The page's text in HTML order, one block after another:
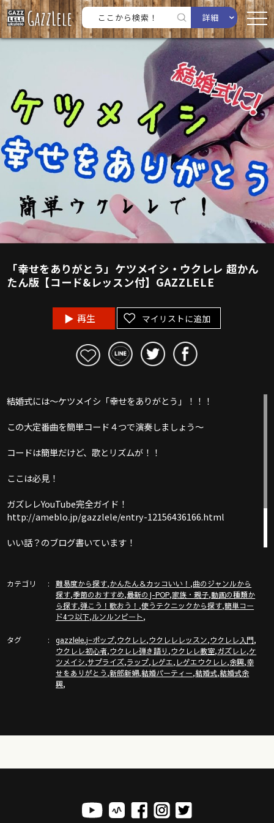
詳細
「幸せをありがとう」ケツメイシ・ウクレレ 超かん
たん版【コード&レッスン付】GAZZLELE
再生 マイリストに追加
結婚式には〜ケツメイシ「幸せをありがとう」！！！
この大定番曲を簡単コード４つで演奏しましょう〜
コードは簡単だけど、歌とリズムが！！
ここは必見！
ガズレレYouTube完全ガイド！
http://ameblo.jp/gazzlele/entry-12156436166.html
いい話？のブログ書いています！
ガズレレホームページ
http://makogazz.wix.com/gazzlele
カテゴリ 難易度から探す,かんたん＆カッコいい！ ,曲のジャンルから
探す,季節のおすすめ,最新のJ-POP,家族・親子,動画の種類か
ら探す,弾こう！歌おう！ ,使うテクニックから探す,簡単コー
ド4つ以下,ルンルンビート,
タグ gazzlele,j−ポップ,ウクレレ,ウクレレレッスン,ウクレレ入門,
ウクレレ初心者,ウクレレ弾き語り ,ウクレレ教室,ガズレレ,ケ
ツメイシ,サプライズ,ラップ, レゲエ, レゲエウクレレ,余興,幸
せをありがとう,新郎新婦,結婚パーティー,結婚式,結婚式余
興,